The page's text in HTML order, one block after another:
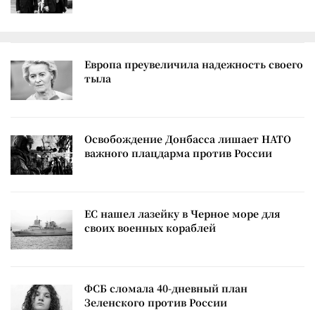
Европа преувеличила надежность своего
тыла
Освобождение Донбасса лишает НАТО
важного плацдарма против России
ЕС нашел лазейку в Черное море для
своих военных кораблей
ФСБ сломала 40-дневный план
Зеленского против России